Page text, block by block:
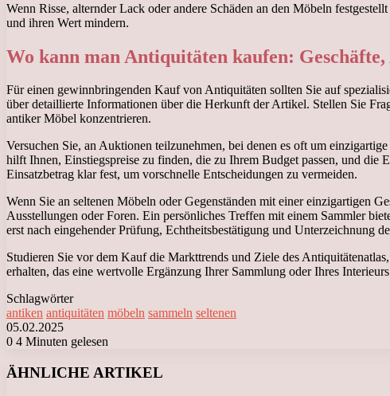
Wenn Risse, alternder Lack oder andere Schäden an den Möbeln
und ihren Wert mindern.
Wo kann man Antiquitäten kaufen:
Für einen gewinnbringenden Kauf von Antiquitäten sollten Sie auf
über detaillierte Informationen über die Herkunft der Artikel. Stellen Sie
antiker Möbel konzentrieren.
Versuchen Sie, an Auktionen teilzunehmen, bei denen es oft um
hilft Ihnen, Einstiegspreise zu finden, die zu Ihrem Budget passen, und die
Einsatzbetrag klar fest, um vorschnelle Entscheidungen zu vermeiden.
Wenn Sie an seltenen Möbeln oder Gegenständen mit einer einzigartigen
Ausstellungen oder Foren. Ein persönliches Treffen mit einem Sammler
erst nach eingehender Prüfung, Echtheitsbestätigung und Unterzeichnung
Studieren Sie vor dem Kauf die Markttrends und Ziele des
erhalten, das eine wertvolle Ergänzung Ihrer Sammlung oder Ihres
Schlagwörter
antiken antiquitäten möbeln sammeln seltenen
05.02.2025
0 4 Minuten gelesen
ÄHNLICHE ARTIKEL